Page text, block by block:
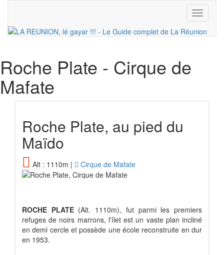
Toggle
Roche Plate - Cirque de
Mafate
Roche Plate, au pied du
Maïdo
Alt : 1110m | Cirque de Mafate
ROCHE PLATE(Alt. 1110m), fut parmi les premiers
refuges de noirs marrons, l'îlet est un vaste plan incliné
en demi cercle et possède une école reconstruite en dur
en 1953.